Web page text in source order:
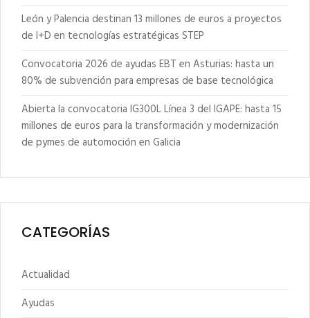
León y Palencia destinan 13 millones de euros a proyectos
de I+D en tecnologías estratégicas STEP
Convocatoria 2026 de ayudas EBT en Asturias: hasta un
80% de subvención para empresas de base tecnológica
Abierta la convocatoria IG300L Línea 3 del IGAPE: hasta 15
millones de euros para la transformación y modernización
de pymes de automoción en Galicia
CATEGORÍAS
Actualidad
Ayudas